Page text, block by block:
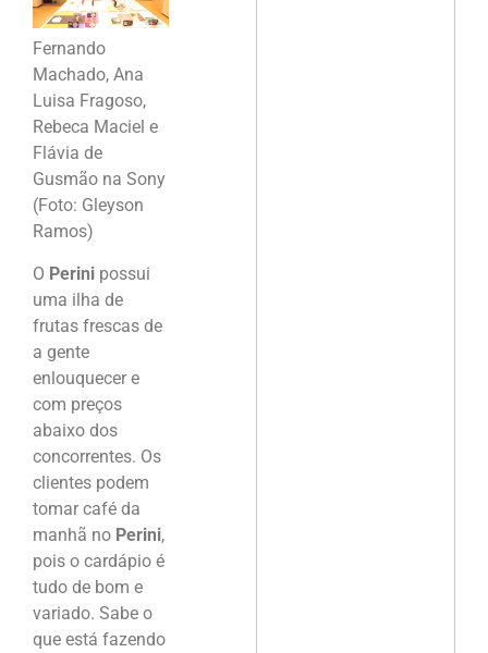
Fernando
Machado, Ana
Luisa Fragoso,
Rebeca Maciel e
Flávia de
Gusmão na Sony
(Foto: Gleyson
Ramos)
O Perini possui
uma ilha de
frutas frescas de
a gente
enlouquecer e
com preços
abaixo dos
concorrentes. Os
clientes podem
tomar café da
manhã no Perini,
pois o cardápio é
tudo de bom e
variado. Sabe o
que está fazendo